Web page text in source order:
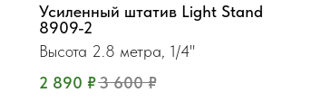
Усиленный штатив Light Stand
8909-2
Высота 2.8 метра, 1/4"
2 890 ₽3 600 ₽